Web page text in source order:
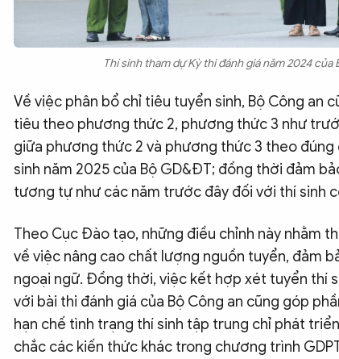
Thí sinh tham dự Kỳ thi đánh giá năm 2024 của
Về việc phân bổ chỉ tiêu tuyển sinh, Bộ Công an
tiêu theo phương thức 2, phương thức 3 như
giữa phương thức 2 và phương thức 3 theo
sinh năm 2025 của Bộ GD&ĐT; đồng thời đảm
tương tự như các năm trước đây đối với thí sinh
Theo Cục Đào tạo, những điều chỉnh này nhằm
về việc nâng cao chất lượng nguồn tuyển, đảm
ngoại ngữ. Đồng thời, việc kết hợp xét tuyển thí
với bài thi đánh giá của Bộ Công an cũng góp
hạn chế tình trạng thí sinh tập trung chỉ phát
chắc các kiến thức khác trong chương trình